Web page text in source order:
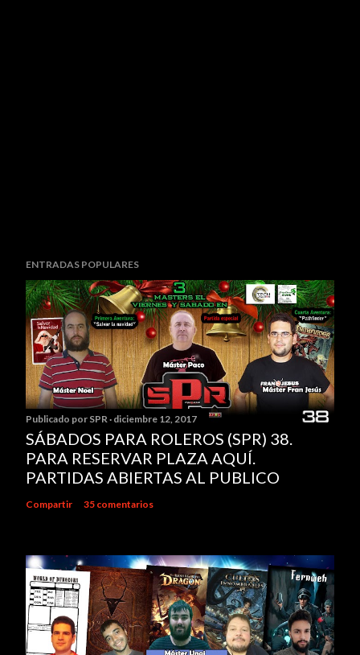
ENTRADAS POPULARES
Publicado por SPR diciembre 12, 2017
SÁBADOS PARA ROLEROS (SPR) 38.
PARA RESERVAR PLAZA AQUÍ.
PARTIDAS ABIERTAS AL PUBLICO
Compartir 35 comentarios